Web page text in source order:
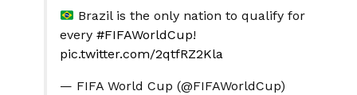
Brazil is the only nation to qualify for
every #FIFAWorldCup!
pic.twitter.com/2qtfRZ2Kla
— FIFA World Cup (@FIFAWorldCup)